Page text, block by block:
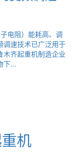
电阻）能耗高、调
调速技术已广泛用于
木齐起重机制造企业
下...
机